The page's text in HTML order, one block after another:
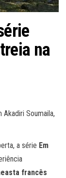
na
Soumaila,
a série Em
francês